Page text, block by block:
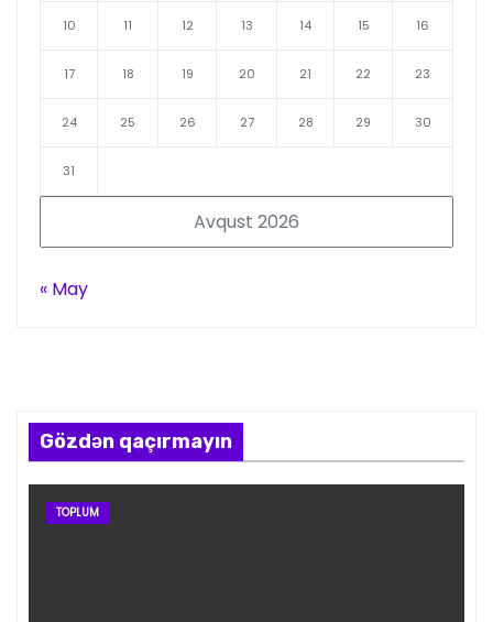
Avqust 2026
10 11 12 13 14 15 16
17 18 19 20 21 22 23
24 25 26 27 28 29 30
31
« May
Gözdən qaçırmayın
TOPLUM